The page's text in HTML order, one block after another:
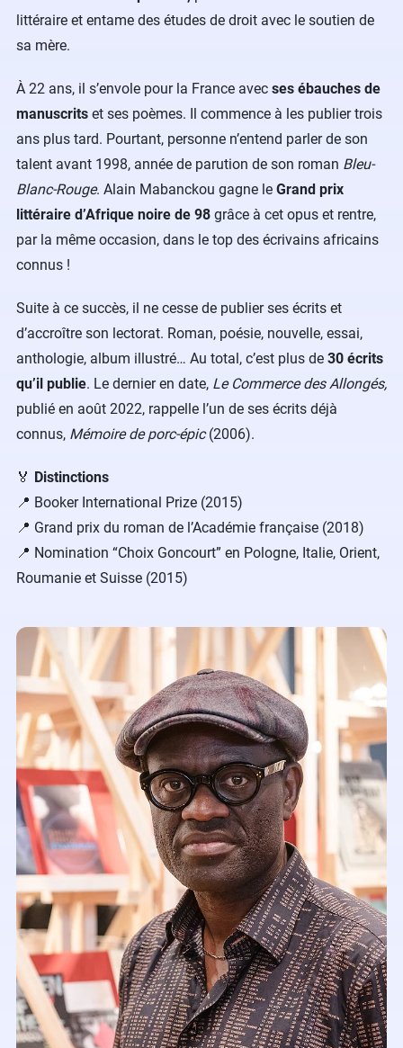
littéraire et entame des études de droit avec le soutien de
sa mère.
À 22 ans, il s’envole pour la France avec ses ébauches de
manuscrits et ses poèmes. Il commence à les publier trois
ans plus tard. Pourtant, personne n’entend parler de son
talent avant 1998, année de parution de son roman Bleu-
Blanc-Rouge. Alain Mabanckou gagne le Grand prix
littéraire d’Afrique noire de 98 grâce à cet opus et rentre,
par la même occasion, dans le top des écrivains africains
connus !
Suite à ce succès, il ne cesse de publier ses écrits et
d’accroître son lectorat. Roman, poésie, nouvelle, essai,
anthologie, album illustré… Au total, c’est plus de 30 écrits
qu’il publie. Le dernier en date, Le Commerce des Allongés,
publié en août 2022, rappelle l’un de ses écrits déjà
connus, Mémoire de porc-épic(2006).
🏅 Distinctions
📍 Booker International Prize (2015)
📍 Grand prix du roman de l’Académie française (2018)
📍 Nomination “Choix Goncourt” en Pologne, Italie, Orient,
Roumanie et Suisse (2015)